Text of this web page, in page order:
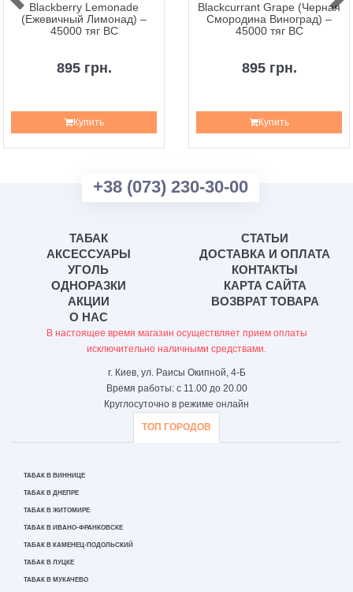
Blackberry Lemonade
(Ежевичный Лимонад) –
45000 тяг BC
895 грн.
Купить
Blackcurrant Grape (Черная
Смородина Виноград) –
45000 тяг BC
895 грн.
Купить
+38 (073) 230-30-00
ТАБАК
АКСЕССУАРЫ
УГОЛЬ
ОДНОРАЗКИ
АКЦИИ
О НАС
СТАТЬИ
ДОСТАВКА И ОПЛАТА
КОНТАКТЫ
КАРТА САЙТА
ВОЗВРАТ ТОВАРА
В настоящее время магазин осуществляет прием оплаты
исключительно наличными средствами.
г. Киев, ул. Раисы Окипной, 4-Б
Время работы: с 11.00 до 20.00
Круглосуточно в режиме онлайн
ТОП ГОРОДОВ
ТАБАК В ВИННИЦЕ
ТАБАК В ДНЕПРЕ
ТАБАК В ЖИТОМИРЕ
ТАБАК В ИВАНО-ФРАНКОВСКЕ
ТАБАК В КАМЕНЕЦ-ПОДОЛЬСКИЙ
ТАБАК В ЛУЦКЕ
ТАБАК В МУКАЧЕВО